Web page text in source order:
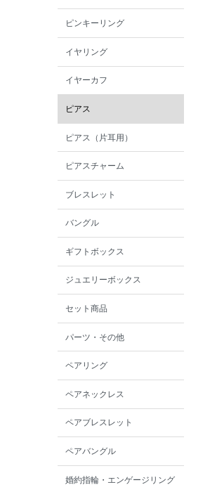
ピンキーリング
イヤリング
イヤーカフ
ピアス
ピアス（片耳用）
ピアスチャーム
ブレスレット
バングル
ギフトボックス
ジュエリーボックス
セット商品
パーツ・その他
ペアリング
ペアネックレス
ペアブレスレット
ペアバングル
婚約指輪・エンゲージリング